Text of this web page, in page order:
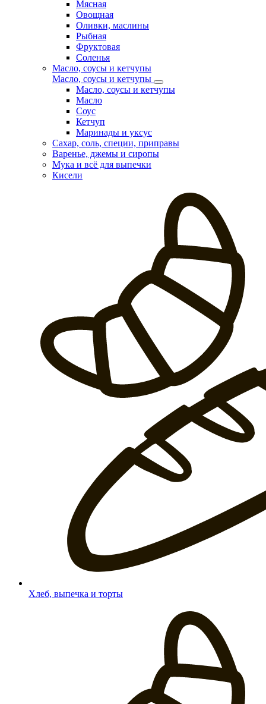
Мясная
Овощная
Оливки, маслины
Рыбная
Фруктовая
Соленья
Масло, соусы и кетчупы
Масло, соусы и кетчупы
Масло, соусы и кетчупы
Масло
Соус
Кетчуп
Маринады и уксус
Сахар, соль, специи, приправы
Варенье, джемы и сиропы
Мука и всё для выпечки
Кисели
Хлеб, выпечка и торты